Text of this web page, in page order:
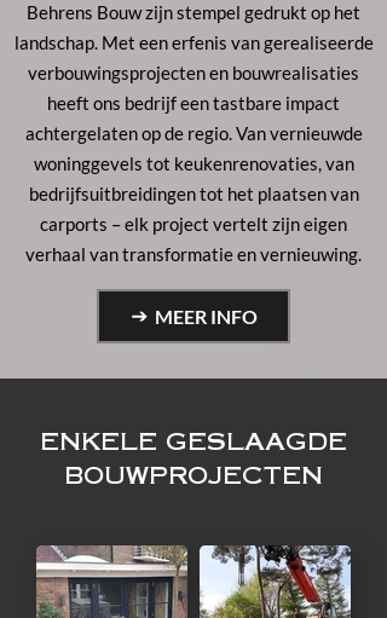
Behrens Bouw zijn stempel gedrukt op het
landschap. Met een erfenis van gerealiseerde
verbouwingsprojecten en bouwrealisaties
heeft ons bedrijf een tastbare impact
achtergelaten op de regio. Van vernieuwde
woninggevels tot keukenrenovaties, van
bedrijfsuitbreidingen tot het plaatsen van
carports – elk project vertelt zijn eigen
verhaal van transformatie en vernieuwing.
MEER INFO
ENKELE GESLAAGDE
BOUWPROJECTEN